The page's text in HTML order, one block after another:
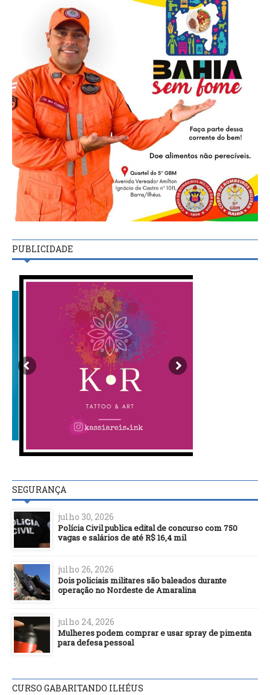
PUBLICIDADE
SEGURANÇA
julho 30, 2026
Polícia Civil publica edital de concurso com 750
vagas e salários de até R$ 16,4 mil
julho 26, 2026
Dois policiais militares são baleados durante
operação no Nordeste de Amaralina
julho 24, 2026
Mulheres podem comprar e usar spray de pimenta
para defesa pessoal
CURSO GABARITANDO ILHÉUS